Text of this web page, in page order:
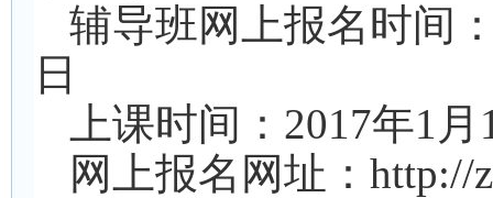
辅导班网上报名时间
日
上课时间：2017年1
网上报名网址：http://